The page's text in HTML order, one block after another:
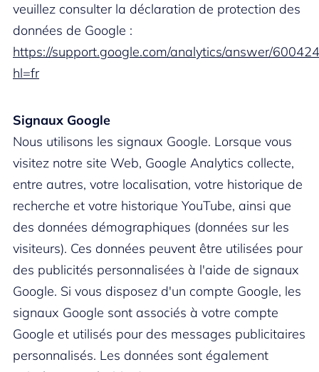
veuillez consulter la déclaration de protection des
données de Google :
https://support.google.com/analytics/answer/
hl=fr
Signaux Google
Nous utilisons les signaux Google. Lorsque vous
visitez notre site Web, Google Analytics collecte,
entre autres, votre localisation, votre historique de
recherche et votre historique YouTube, ainsi que
des données démographiques (données sur les
visiteurs). Ces données peuvent être utilisées pour
des publicités personnalisées à l'aide de signaux
Google. Si vous disposez d'un compte Google, les
signaux Google sont associés à votre compte
Google et utilisés pour des messages publicitaires
personnalisés. Les données sont également